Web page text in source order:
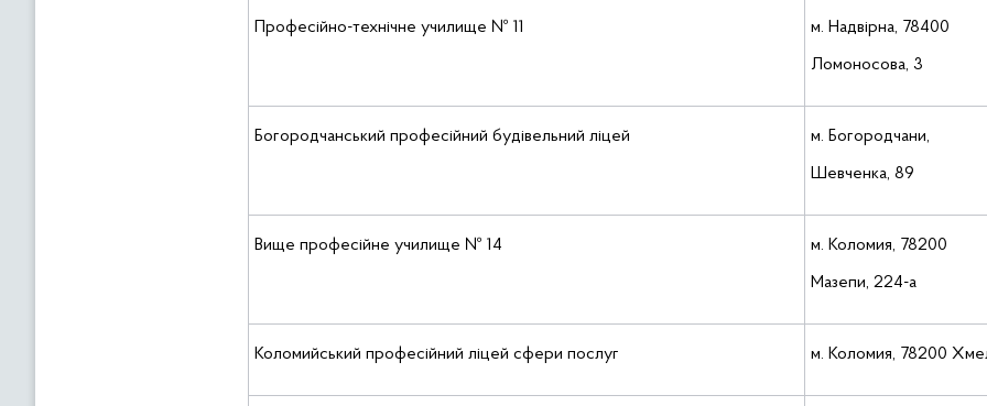
Професійно-технічне училище № 11 м. Надвірна, 78400
Ломоносова, 3
Богородчанський професійний будівельний ліцей м. Богородчани,
Шевченка, 89
Вище професійне училище № 14 м. Коломия, 78200
Мазепи, 224-а
Коломийський професійний ліцей сфери послуг м. Коломия, 78200